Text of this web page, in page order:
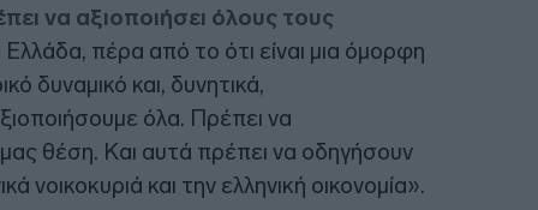
να αξιοποιήσει όλους τους
Ελλάδα, πέρα από το ότι είναι μια όμορφη
δυναμικό και, δυνητικά,
όλα. Πρέπει να
θέση. Και αυτά πρέπει να οδηγήσουν
νοικοκυριά και την ελληνική οικονομία».